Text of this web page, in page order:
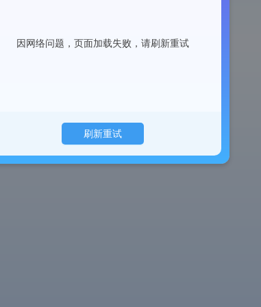
因网络问题，页面加载失败，请刷新重试
刷新重试